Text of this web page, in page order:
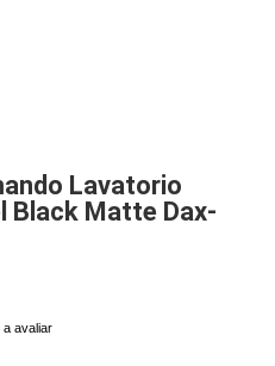
Lavatorio
Black Matte Dax-
a avaliar